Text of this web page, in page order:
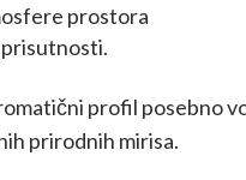
prostora
profil posebno
prirodnih mirisa.